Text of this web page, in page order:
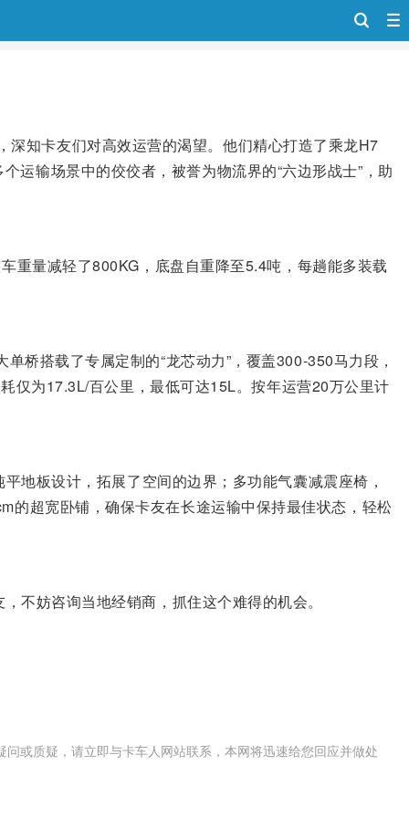
知卡友们对高效运营的渴望。他们精心打造了乘龙H7
运输场景中的佼佼者，被誉为物流界的“六边形战士”，助
重量减轻了800KG，底盘自重降至5.4吨，每趟能多装载
桥搭载了专属定制的“龙芯动力”，覆盖300-350马力段，
仅为17.3L/百公里，最低可达15L。按年运营20万公里计
地板设计，拓展了空间的边界；多功能气囊减震座椅，
的超宽卧铺，确保卡友在长途运输中保持最佳状态，轻松
不妨咨询当地经销商，抓住这个难得的机会。
或质疑，请立即与卡车人网站联系，本网将迅速给您回应并做处